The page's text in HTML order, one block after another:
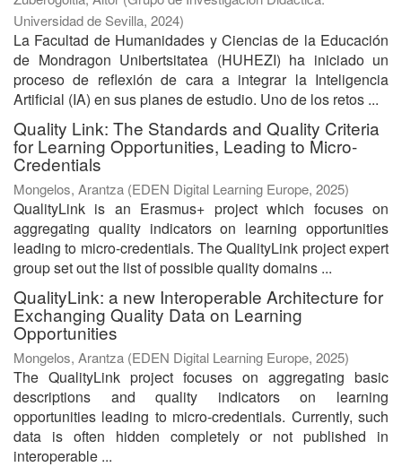
Universidad de Sevilla, 2024)
La Facultad de Humanidades y Ciencias de la Educación
de Mondragon Unibertsitatea (HUHEZI) ha iniciado un
proceso de reflexión de cara a integrar la Inteligencia
Artificial (IA) en sus planes de estudio. Uno de los retos ...
Quality Link: The Standards and Quality Criteria
for Learning Opportunities, Leading to Micro-
Credentials
Mongelos, Arantza (EDEN Digital Learning Europe, 2025)
QualityLink is an Erasmus+ project which focuses on
aggregating quality indicators on learning opportunities
leading to micro-credentials. The QualityLink project expert
group set out the list of possible quality domains ...
QualityLink: a new Interoperable Architecture for
Exchanging Quality Data on Learning
Opportunities
Mongelos, Arantza (EDEN Digital Learning Europe, 2025)
The QualityLink project focuses on aggregating basic
descriptions and quality indicators on learning
opportunities leading to micro-credentials. Currently, such
data is often hidden completely or not published in
interoperable ...